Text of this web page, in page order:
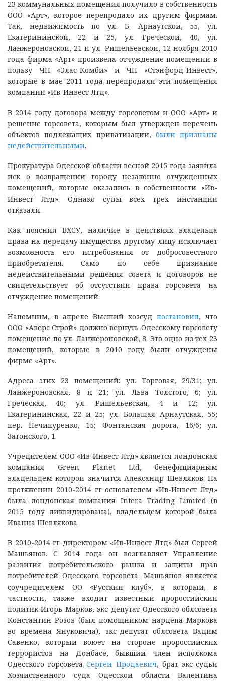
23 коммунальных помещения получило в собственность
ООО «Арт», которое перепродало их другим фирмам.
Так, недвижимость по ул. Б. Арнаутской, 55, ул.
Екатерининской, 22 и 25, ул. Греческой, 40, ул.
Ланжероновской, 21 и ул. Ришельевской, 12 ноября 2010
года фирма «Арт» произвела отчуждение помещений в
пользу ЧП «Элас-Комби» и ЧП «Стэнфорд-Инвест»,
которые в мае 2011 года перепродали эти помещения
компании «Ив-Инвест Лтд».
В 2014 году договора между горсоветом и ООО «Арт» и
решение горсовета, которым был утвержден перечень
объектов подлежащих приватизации, были признаны
недействительными.
Прокуратура Одесской области весной 2015 года заявила
иск о возвращении городу незаконно отчужденных
помещений, которые оказались в собственности «Ив-
Инвест Лтд». Однако суды всех трех инстанций
отказали.
Как пояснил ВХСУ, наличие в действиях владельца
права на передачу имущества другому лицу исключает
возможность его истребования от добросовестного
приобретателя. Само по себе признание
недействительными решения совета и договоров не
свидетельствует об отсутствии права горсовета на
отчуждение помещений.
Напомним, в апреле Высший хозсуд постановил, что
ООО «Аверс Строй» должно вернуть Одесскому горсовету
помещение по ул. Ланжероновской, 8. Это одно из тех 23
помещений, которые в 2010 году были отчуждены
фирме «Арт».
Адреса этих 23 помещений: ул. Торговая, 29/31; ул.
Ланжероновская, 8 и 21; ул. Льва Толстого, 6; ул.
Греческая, 40; ул. Ришельевская, 4 и 12; ул.
Екатерининская, 22 и 25; ул. Большая Арнаутская, 55;
пер. Нечипуренко, 15; Фонтанская дорога, 16/6; ул.
Затонского, 1.
Учредителем ООО «Ив-Инвест Лтд» является лондонская
компания Green Planet Ltd, бенефициарным
владельцем которой значится Александр Шевляков. На
протяжении 2010-2014 гг основателем «Ив-Инвест Лтд»
была лондонская компания Intera Trading Limited (в
2015 году ликвидирована), владельцем которой была
Иванна Шевлякова.
В 2010-2014 гг директором «Ив-Инвест Лтд» был Сергей
Машьянов. С 2014 года он возглавляет Управление
развития потребительского рынка и защиты прав
потребителей Одесского горсовета. Машьянов является
соучредителем ОО «Русский клуб», в который, в
частности, также входит известный пророссийский
политик Игорь Марков, экс-депутат Одесского облсовета
Константин Розов (был помощником нардепа Маркова
во времена Януковича), экс-депутат облсовета Вадим
Савенко, который воюет на стороне пророссийских
террористов на Донбасе, бывший член исполкома
Одесского горсоветаСергей Продаевич, брат экс-судьи
Хозяйственного суда Одесской области Валентина